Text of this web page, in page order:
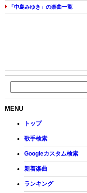
「中島みゆき」の楽曲一覧
MENU
トップ
歌手検索
Googleカスタム検索
新着楽曲
ランキング